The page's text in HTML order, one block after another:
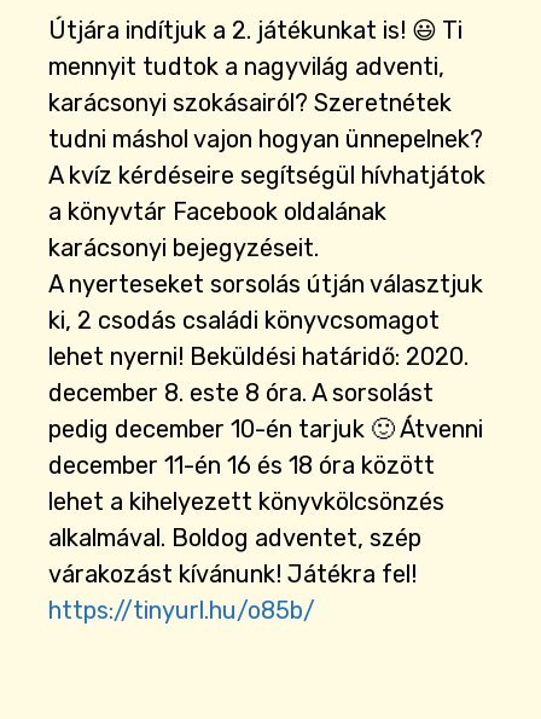
Útjára indítjuk a 2. játékunkat is! 😃 Ti
mennyit tudtok a nagyvilág adventi,
karácsonyi szokásairól? Szeretnétek
tudni máshol vajon hogyan ünnepelnek?
A kvíz kérdéseire segítségül hívhatjátok
a könyvtár Facebook oldalának
karácsonyi bejegyzéseit.
A nyerteseket sorsolás útján választjuk
ki, 2 csodás családi könyvcsomagot
lehet nyerni! Beküldési határidő: 2020.
december 8. este 8 óra. A sorsolást
pedig december 10-én tarjuk 🙂 Átvenni
december 11-én 16 és 18 óra között
lehet a kihelyezett könyvkölcsönzés
alkalmával. Boldog adventet, szép
várakozást kívánunk! Játékra fel!
https://tinyurl.hu/o85b/